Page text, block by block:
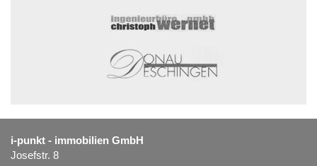
i-punkt - immobilien GmbH
Josefstr. 8